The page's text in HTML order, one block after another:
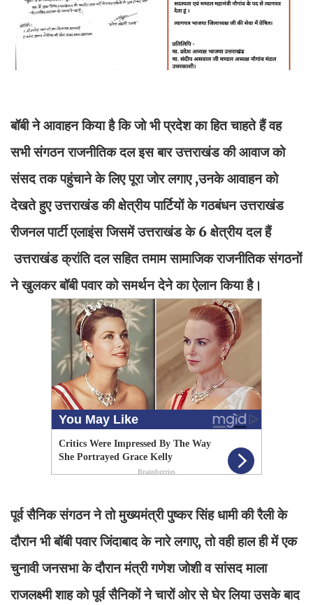
बॉबी ने आवाहन किया है कि जो भी प्रदेश का हित चाहते हैं वह
सभी संगठन राजनीतिक दल इस बार उत्तराखंड की आवाज को
संसद तक पहुंचाने के लिए पूरा जोर लगाए ,उनके आवाहन को
देखते हुए उत्तराखंड की क्षेत्रीय पार्टियों के गठबंधन उत्तराखंड
रीजनल पार्टी एलाइंस जिसमें उत्तराखंड के 6 क्षेत्रीय दल हैं
उत्तराखंड क्रांति दल सहित तमाम सामाजिक राजनीतिक संगठनों
ने खुलकर बॉबी पवार को समर्थन देने का ऐलान किया है।
पूर्व सैनिक संगठन ने तो मुख्यमंत्री पुष्कर सिंह धामी की रैली के
दौरान भी बॉबी पवार जिंदाबाद के नारे लगाए, तो वही हाल ही में एक
चुनावी जनसभा के दौरान मंत्री गणेश जोशी व सांसद माला
राजलक्ष्मी शाह को पूर्व सैनिकों ने चारों ओर से घेर लिया उसके बाद